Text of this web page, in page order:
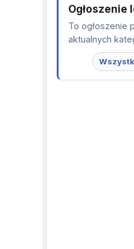
Ogłoszenie
To ogłoszenie
aktualnych